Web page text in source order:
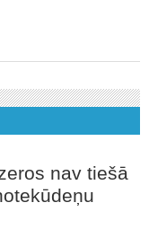
nav tiešā